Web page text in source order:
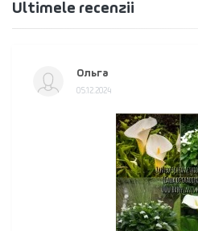
Ultimele recenzii
Ольга
05.12.2024